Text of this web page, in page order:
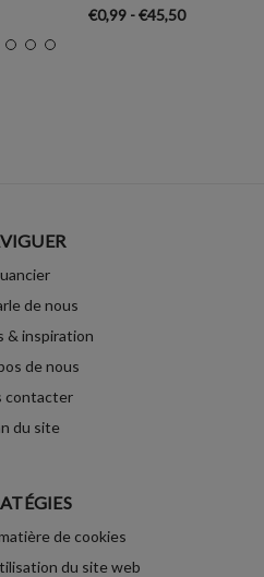
€0,99 - €45,50
de nous
& inspiration
de nous
contacter
du site
de cookies
du site web